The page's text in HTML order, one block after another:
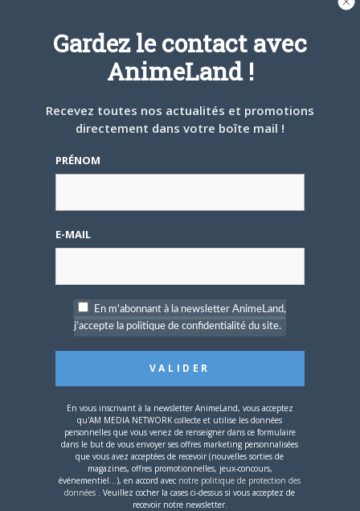
A PROPOS DE L'AUTEUR
MATTHIEU PINON
ARTICLES LIÉS
disponible !
4 AOÛT 2026 0
Une nouvelle série TV
Digimon en préparation
pour 2027
Gardez le contact avec
AnimeLand !
Recevez toutes nos actualités et promotions
directement dans votre boîte mail !
PRÉNOM
E-MAIL
En m'abonnant à la newsletter AnimeLand,
j'accepte la politique de confidentialité du site.
En vous inscrivant à la newsletter AnimeLand, vous acceptez
qu'AM MEDIA NETWORK collecte et utilise les données
personnelles que vous venez de renseigner dans ce formulaire
dans le but de vous envoyer ses offres marketing personnalisées
que vous avez acceptées de recevoir (nouvelles sorties de
magazines, offres promotionnelles, jeux-concours,
événementiel...), en accord avec notre politique de protection des
données . Veuillez cocher la cases ci-dessus si vous acceptez de
recevoir notre newsletter.